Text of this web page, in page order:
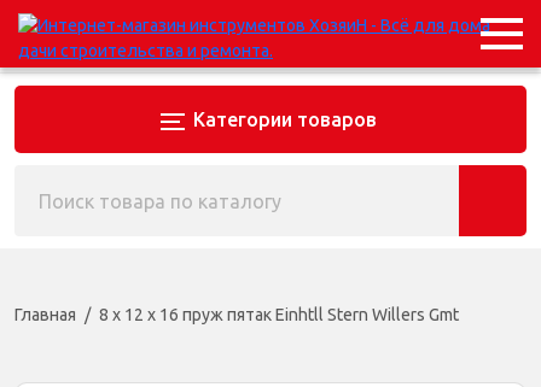
Категории товаров
Главная 8 х 12 х 16 пруж пятак Einhtll Stern Willers Gmt